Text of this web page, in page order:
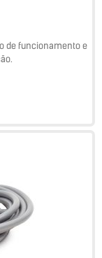
de funcionamento e